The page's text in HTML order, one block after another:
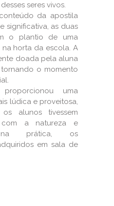
seres vivos.
da apostila
significativa, as duas
o plantio de uma
horta da escola. A
doada pela aluna
o momento
uma
lúdica e proveitosa,
alunos tivessem
a natureza e
na prática, os
em sala de